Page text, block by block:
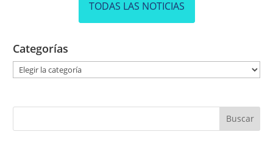
TODAS LAS NOTICIAS
Categorías
g